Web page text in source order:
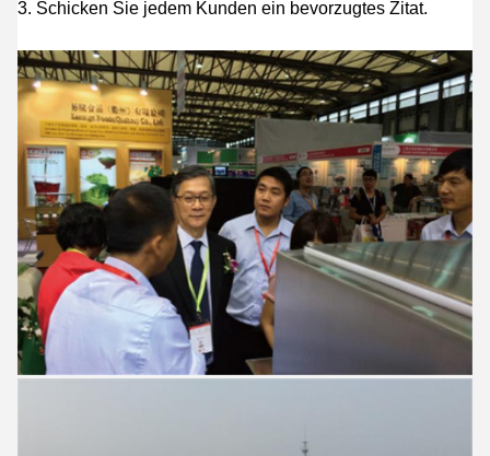
3. Schicken Sie jedem Kunden ein bevorzugtes Zitat.